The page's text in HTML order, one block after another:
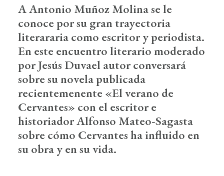
A Antonio Muñoz Molina se le
conoce por su gran trayectoria
literararia como escritor y periodista.
En este encuentro literario moderado
por Jesús Duvael autor conversará
sobre su novela publicada
recientemenente «El verano de
Cervantes» con el escritor e
historiador Alfonso Mateo-Sagasta
sobre cómo Cervantes ha influido en
su obra y en su vida.